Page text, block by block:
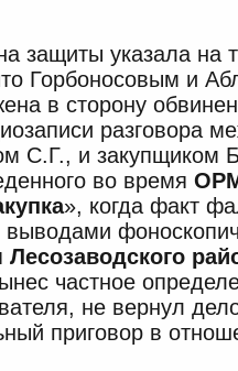
защиты указала на
Горбоносовым и
в сторону
разговора
С.Г., и закупщиком
во время
», когда факт
Лесозаводского
частное
не вернул
приговор в